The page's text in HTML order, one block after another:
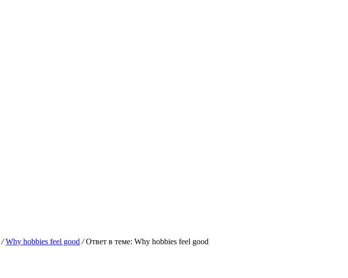
/ Why hobbies feel good / Ответ в теме: Why hobbies feel good